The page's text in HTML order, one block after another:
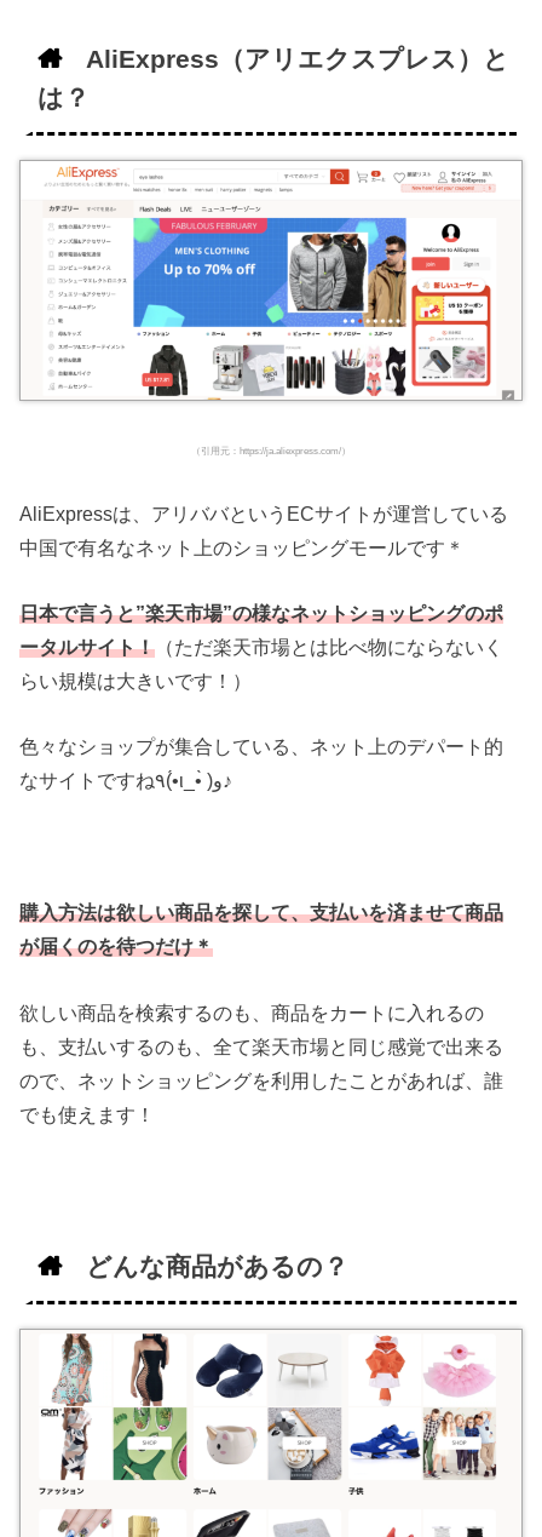
AliExpress（アリエクスプレス）と
は？
（引用元：https://ja.aliexpress.com/）
AliExpressは、アリババというECサイトが運営している
中国で有名なネット上のショッピングモールです＊
日本で言うと”楽天市場”の様なネットショッピングのポ
ータルサイト！ （ただ楽天市場とは比べ物にならないく
らい規模は大きいです！）
色々なショップが集合している、ネット上のデパート的
なサイトですね٩(•́ι_•̀ )و♪
購入方法は欲しい商品を探して、支払いを済ませて商品
が届くのを待つだけ＊
欲しい商品を検索するのも、商品をカートに入れるの
も、支払いするのも、全て楽天市場と同じ感覚で出来る
ので、ネットショッピングを利用したことがあれば、誰
でも使えます！
どんな商品があるの？